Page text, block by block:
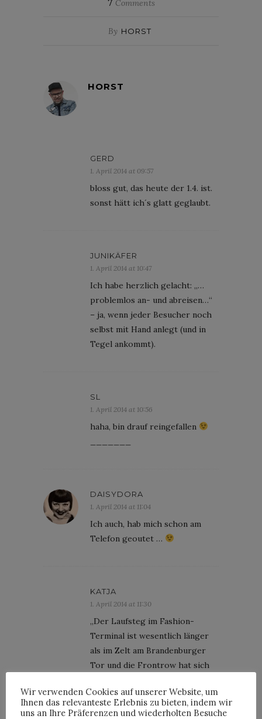
7 Comments
By HORST
HORST
GERD
1. April 2014 at 09:57
bloss gut, das heute der 1.4. ist.
sonst hätt ich´s glatt geglaubt.
JUNIKÄFER
1. April 2014 at 10:47
Ich habe herzlich gelacht: „…
problemlos an- und abreisen…“
– ja, wenn jeder Besucher noch
selbst mit Hand anlegt (und in
Tegel ankommt).
SL
1. April 2014 at 10:56
haha, bin drauf reingefallen
DAISYDORA
1. April 2014 at 11:04
Ich auch, hab mich schon am
Telefon geoutet …
KATJA
1. April 2014 at 11:30
„Der Laufsteg im Fashion-
Terminal ist wesentlich länger
als im Zelt am Brandenburger
Tor und die Frontrow hat sich
na endlich!
Wir verwenden Cookies auf unserer Website, um
Ihnen das relevanteste Erlebnis zu bieten, indem wir
uns an Ihre Präferenzen und wiederholten Besuche